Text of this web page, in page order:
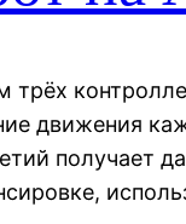
трёх
движения
получает